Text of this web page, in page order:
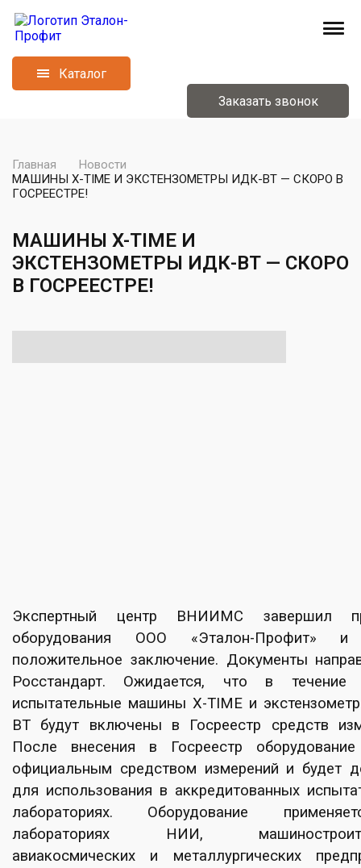
Заказать звонок
Каталог
Главная
Новости
МАШИНЫ X-TIME И ЭКСТЕНЗОМЕТРЫ ИДК-ВТ — СКОРО В
ГОСРЕЕСТРЕ!
МАШИНЫ X-TIME И
ЭКСТЕНЗОМЕТРЫ ИДК-ВТ — СКОРО
В ГОСРЕЕСТРЕ!
Экспертный центр ВНИИМС завершил
оборудования ООО «Эталон-Профит»
положительное заключение. Документы
Росстандарт. Ожидается, что в течение
испытательные машины X-TIME и
ВТ будут включены в Госреестр средств
После внесения в Госреестр оборудование
официальным средством измерений и будет
для использования в аккредитованных
лабораториях. Оборудование
лабораториях НИИ,
авиакосмических и металлургических